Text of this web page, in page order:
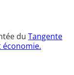
du Tangente
économie.